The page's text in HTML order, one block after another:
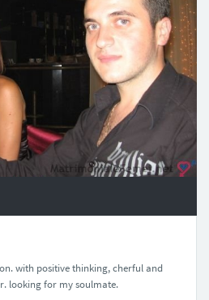
with positive thinking, cherful and
looking for my soulmate.